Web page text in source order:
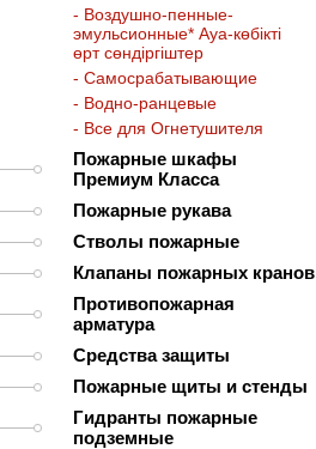
- Воздушно-пенные-
эмульсионные* Ауа-көбікті
өрт сөндіргіштер
- Самосрабатывающие
- Водно-ранцевые
- Все для Огнетушителя
Пожарные шкафы
Премиум Класса
Пожарные рукава
Стволы пожарные
Клапаны пожарных кранов
Противопожарная
арматура
Средства защиты
Пожарные щиты и стенды
Гидранты пожарные
подземные